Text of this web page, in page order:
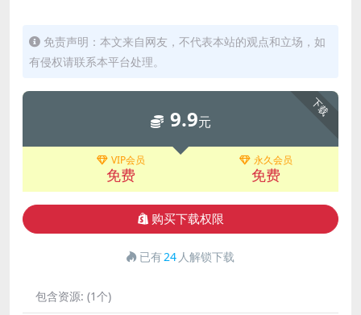
免责声明：本文来自网友，不代表本站的观点和立场，如
有侵权请联系本平台处理。
下载
9.9元
VIP会员
免费
永久会员
免费
购买下载权限
已有24 人解锁下载
包含资源: (1个)